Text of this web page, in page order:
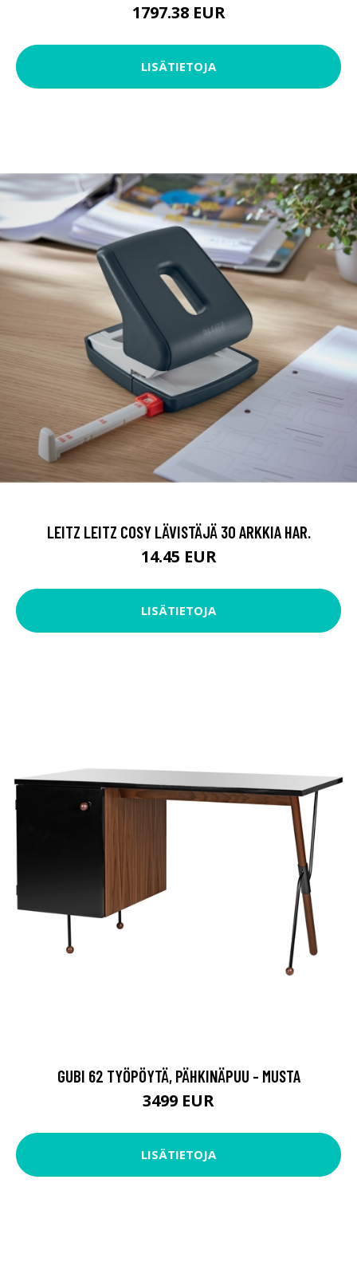
1797.38 EUR
LISÄTIETOJA
LEITZ LEITZ COSY LÄVISTÄJÄ 30 ARKKIA HAR.
14.45 EUR
LISÄTIETOJA
GUBI 62 TYÖPÖYTÄ, PÄHKINÄPUU - MUSTA
3499 EUR
LISÄTIETOJA